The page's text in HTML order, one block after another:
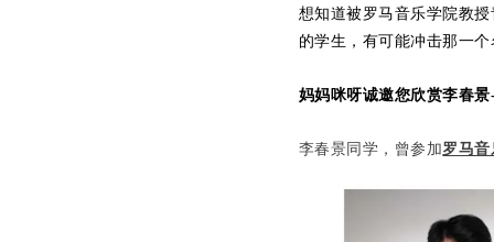
想知道被罗马音乐学院教
的学生，有可能冲击那一
妈妈咪呀诚邀您欣赏李春
李春景同学，曾参加罗马